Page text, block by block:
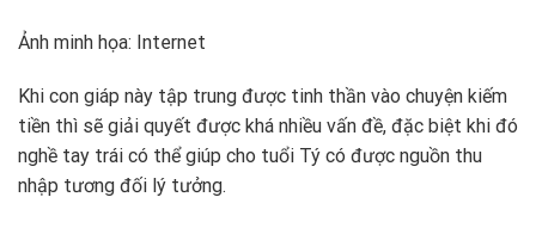
Ảnh minh họa: Internet
Khi con giáp này tập trung được tinh thần vào chuyện kiếm
tiền thì sẽ giải quyết được khá nhiều vấn đề, đặc biệt khi đó
nghề tay trái có thể giúp cho tuổi Tý có được nguồn thu
nhập tương đối lý tưởng.